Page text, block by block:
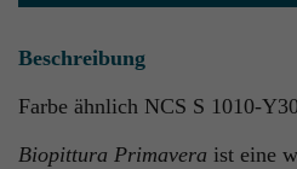
Beschreibung
Farbe ähnlich NCS S 1010-
Biopittura Primavera ist eine